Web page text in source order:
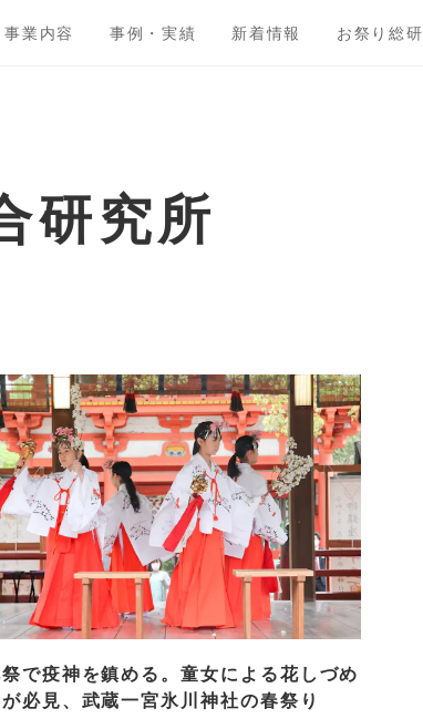
事業内容 事例・実績 新着情報 お祭り総研
研究所
で疫神を鎮める。童女による花しづめ
必見、武蔵一宮氷川神社の春祭り